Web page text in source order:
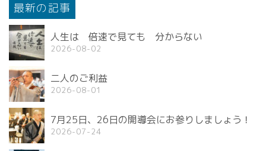
最新の記事
人生は 倍速で見ても 分からない
2026-08-02
二人のご利益
2026-08-01
7月25日、26日の開導会にお参りしましょう！
2026-07-24